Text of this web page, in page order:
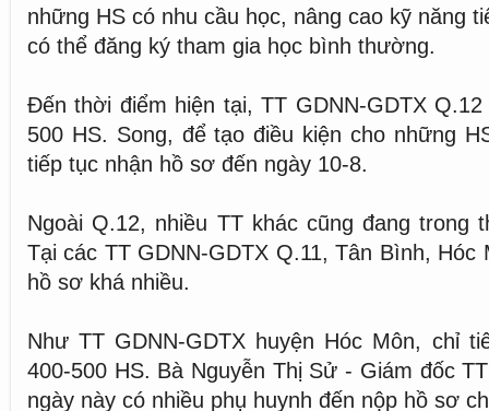
những HS có nhu cầu học, nâng cao kỹ năng
có thể đăng ký tham gia học bình thường.
Đến thời điểm hiện tại, TT GDNN-GDTX
500 HS. Song, để tạo điều kiện cho những
tiếp tục nhận hồ sơ đến ngày 10-8.
Ngoài Q.12, nhiều TT khác cũng đang trong
Tại các TT GDNN-GDTX Q.11, Tân Bình,
hồ sơ khá nhiều.
Như TT GDNN-GDTX huyện Hóc Môn, chỉ
400-500 HS. Bà Nguyễn Thị Sử - Giám đốc
ngày này có nhiều phụ huynh đến nộp hồ sơ